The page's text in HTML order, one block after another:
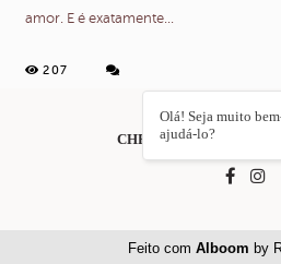
207
amor. E é exatamente...
CHRIS DUQUE ESTRADA
Olá! Seja muito
ajudá-lo?
Feito com Alboom by